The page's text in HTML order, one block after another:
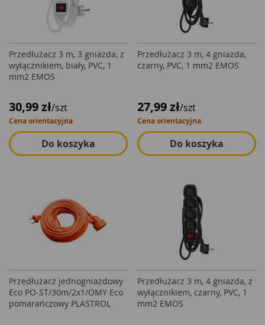
Przedłużacz 3 m, 3 gniazda, z
wyłącznikiem, biały, PVC, 1
mm2 EMOS
30,99 zł/szt
Cena orientacyjna
Do koszyka
Przedłużacz 3 m, 4 gniazda,
czarny, PVC, 1 mm2 EMOS
27,99 zł/szt
Cena orientacyjna
Do koszyka
Przedłużacz jednogniazdowy
Eco PO-ST/30m/2x1/OMY Eco
pomarańczowy PLASTROL
Przedłużacz 3 m, 4 gniazda, z
wyłącznikiem, czarny, PVC, 1
mm2 EMOS